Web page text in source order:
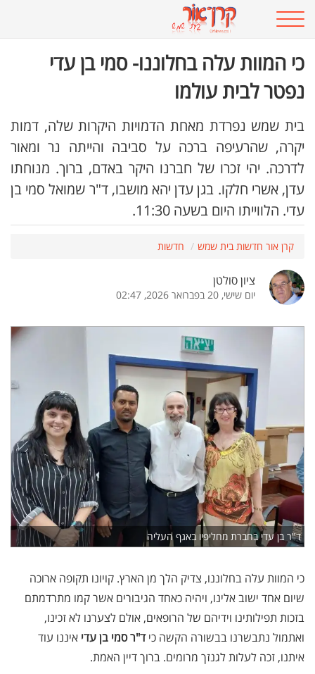
כי המוות עלה בחלוננו- סמי בן עדי
נפטר לבית עולמו
בית שמש נפרדת מאחת הדמויות היקרות שלה, דמות
יקרה, שהרעיפה ברכה על סביבה והייתה נר ומאור
לדרכה. יהי זכרו של חברנו היקר באדם, ברוך. מנוחתו
עדן, אשרי חלקו. בגן עדן יהא מושבו, ד"ר שמואל סמי בן
עדי. הלווייתו היום בשעה 11:30.
קרן אור חדשות בית שמש חדשות
ציון סולטן
יום שישי, 20 בפברואר 2026, 02:47
ד"ר בן עדי בחברת מחליפיו באגף העליה
כי המוות עלה בחלוננו, צדיק הלך מן הארץ. קויונו תקופה ארוכה
שיום אחד ישוב אלינו, ויהיה כאחד הגיבורים אשר קמו מתרדמתם
בזכות תפילותינו וידיהם של הרופאים, אולם לצערנו לא זכינו,
ואתמול נתבשרנו בבשורה הקשה כיד"ר סמי בן עדי איננו עוד
איתנו, זכה לעלות לגנזך מרומים. ברוך דיין האמת.